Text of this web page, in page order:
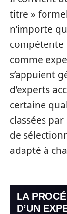
titre »
n’importe
compétente
comme
s’appuient
d’experts
certaine
classées
de
adapté à
LA
D’UN